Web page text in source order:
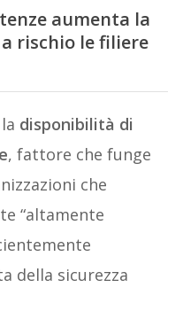
aumenta la
rischio le filiere
disponibilità di
, fattore che funge
che
“altamente
della sicurezza